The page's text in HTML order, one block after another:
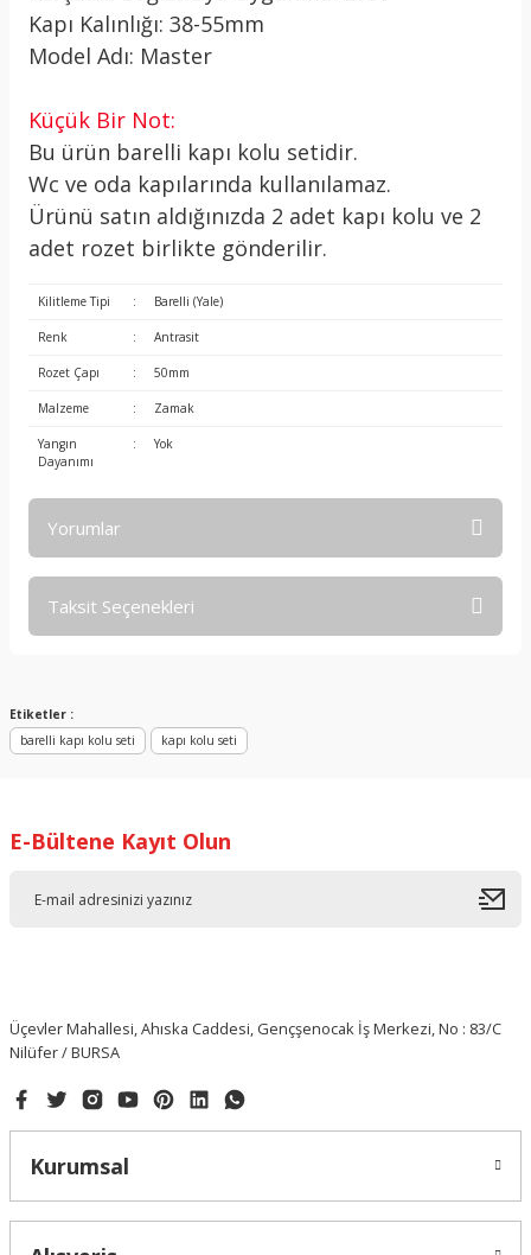
Kapı Kalınlığı: 38-55mm
Model Adı: Master
Küçük Bir Not:
Bu ürün barelli kapı kolu setidir.
Wc ve oda kapılarında kullanılamaz.
Ürünü satın aldığınızda 2 adet kapı kolu ve 2
adet rozet birlikte gönderilir.
Kilitleme Tipi : Barelli (Yale)
Renk : Antrasit
Rozet Çapı : 50mm
Malzeme : Zamak
Yangın
Dayanımı
: Yok
Yorumlar
Taksit Seçenekleri
Etiketler :
barelli kapı kolu seti
kapı kolu seti
E-Bültene Kayıt Olun
Üçevler Mahallesi, Ahıska Caddesi, Gençşenocak İş Merkezi, No : 83/C
Nilüfer / BURSA
Kurumsal